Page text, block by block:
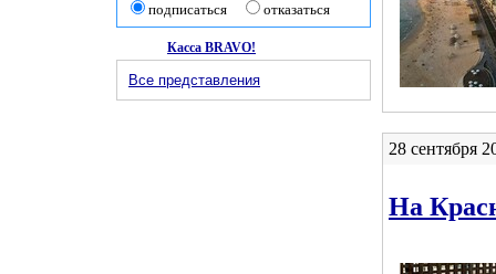
подписаться отказаться
Касса BRAVO!
Все представления
28 сентября
На